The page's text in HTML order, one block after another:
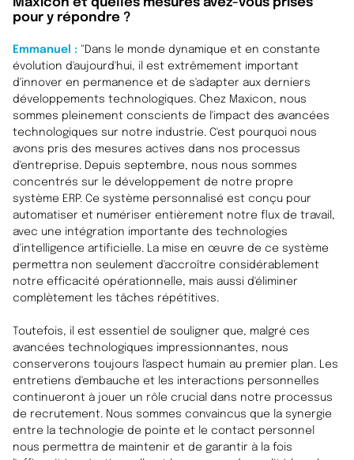
pour y répondre ?
Emmanuel : "Dans le monde dynamique et en constante
évolution d'aujourd'hui, il est extrêmement important
d'innover en permanence et de s'adapter aux derniers
développements technologiques. Chez Maxicon, nous
sommes pleinement conscients de l'impact des avancées
technologiques sur notre industrie. C'est pourquoi nous
avons pris des mesures actives dans nos processus
d'entreprise. Depuis septembre, nous nous sommes
concentrés sur le développement de notre propre
système ERP. Ce système personnalisé est conçu pour
automatiser et numériser entièrement notre flux de travail,
avec une intégration importante des technologies
d'intelligence artificielle. La mise en œuvre de ce système
permettra non seulement d'accroître considérablement
notre efficacité opérationnelle, mais aussi d'éliminer
complètement les tâches répétitives.
Toutefois, il est essentiel de souligner que, malgré ces
avancées technologiques impressionnantes, nous
conserverons toujours l'aspect humain au premier plan. Les
entretiens d'embauche et les interactions personnelles
continueront à jouer un rôle crucial dans notre processus
de recrutement. Nous sommes convaincus que la synergie
entre la technologie de pointe et le contact personnel
nous permettra de maintenir et de garantir à la fois